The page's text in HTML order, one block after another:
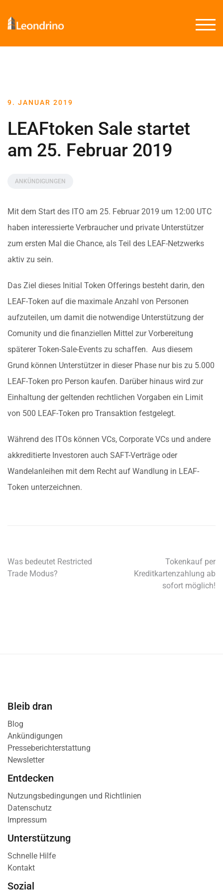
9. JANUAR 2019
LEAFtoken Sale startet
am 25. Februar 2019
ANKÜNDIGUNGEN
Mit dem Start des ITO am 25. Februar 2019 um 12:00 UTC
haben interessierte Verbraucher und private Unterstützer
zum ersten Mal die Chance, als Teil des LEAF-Netzwerks
aktiv zu sein.
Das Ziel dieses Initial Token Offerings besteht darin, den
LEAF-Token auf die maximale Anzahl von Personen
aufzuteilen, um damit die notwendige Unterstützung der
Comunity und die finanziellen Mittel zur Vorbereitung
späterer Token-Sale-Events zu schaffen. Aus diesem
Grund können Unterstützer in dieser Phase nur bis zu 5.000
LEAF-Token pro Person kaufen. Darüber hinaus wird zur
Einhaltung der geltenden rechtlichen Vorgaben ein Limit
von 500 LEAF-Token pro Transaktion festgelegt.
Während des ITOs können VCs, Corporate VCs und andere
akkreditierte Investoren auch SAFT-Verträge oder
Wandelanleihen mit dem Recht auf Wandlung in LEAF-
Token unterzeichnen.
Was bedeutet Restricted
Trade Modus?
Tokenkauf per
Kreditkartenzahlung ab
sofort möglich!
Bleib dran
Blog
Ankündigungen
Presseberichterstattung
Newsletter
Entdecken
Nutzungsbedingungen und Richtlinien
Datenschutz
Impressum
Unterstützung
Schnelle Hilfe
Kontakt
Sozial